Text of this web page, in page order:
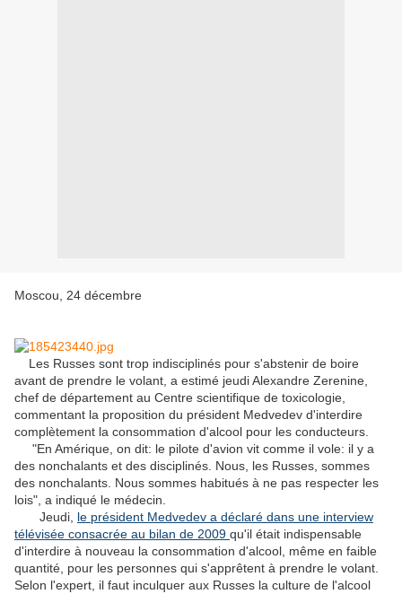
Moscou, 24 décembre
Les Russes sont trop indisciplinés pour s'abstenir de boire
avant de prendre le volant, a estimé jeudi Alexandre Zerenine,
chef de département au Centre scientifique de toxicologie,
commentant la proposition du président Medvedev d'interdire
complètement la consommation d'alcool pour les conducteurs.
"En Amérique, on dit: le pilote d'avion vit comme il vole: il y a
des nonchalants et des disciplinés. Nous, les Russes, sommes
des nonchalants. Nous sommes habitués à ne pas respecter les
lois", a indiqué le médecin.
Jeudi, le président Medvedev a déclaré dans une interview
télévisée consacrée au bilan de 2009 qu'il était indispensable
d'interdire à nouveau la consommation d'alcool, même en faible
quantité, pour les personnes qui s'apprêtent à prendre le volant.
Selon l'expert, il faut inculquer aux Russes la culture de l'alcool